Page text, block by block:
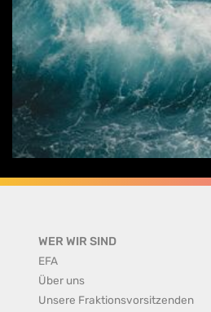
WER WIR SIND
EFA
Über uns
Unsere Fraktionsvorsitzenden